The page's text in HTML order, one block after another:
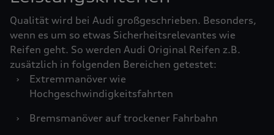
Qualität wird bei Audi großgeschrieben. Besonders,
wenn es um so etwas Sicherheitsrelevantes wie
Reifen geht. So werden Audi Original Reifen z.B.
zusätzlich in folgenden Bereichen getestet:
›
Extremmanöver wie
Hochgeschwindigkeitsfahrten
›
Bremsmanöver auf trockener Fahrbahn